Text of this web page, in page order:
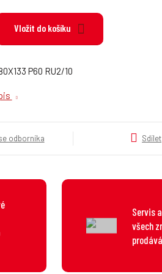
.
Vložit do košíku
P60 RU2/10
odborníka Sdílet
Servis
všech